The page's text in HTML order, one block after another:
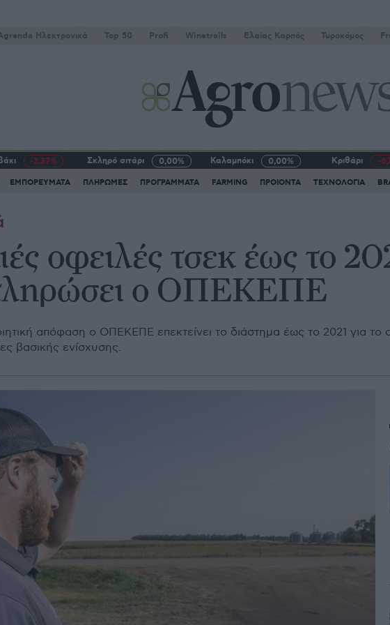
Ηλεκτρονικά Top 50 Profi Winetrails Eλαίας Καρπός Τυροκόμος
-2,37% Σκληρό σιτάρι 0,00% Καλαμπόκι 0,00% Κριθάρι -
ΕΜΠΟΡΕΥΜΑΤΑ ΠΛΗΡΩΜΕΣ ΠΡΟΓΡΑΜΜΑΤΑ FARMING ΠΡΟΙΟΝΤΑ ΤΕΧΝΟΛΟΓΙΑ
οφειλές τσεκ έως το
ο ΟΠΕΚΕΠΕ
απόφαση ο ΟΠΕΚΕΠΕ επεκτείνει το διάστημα έως το 2021 για το
βασικής ενίσχυσης.